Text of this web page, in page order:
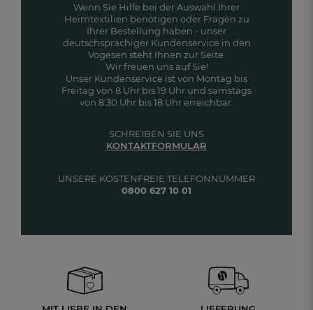
Wenn Sie Hilfe bei der Auswahl Ihrer
Heimtextilien benötigen oder Fragen zu
Ihrer Bestellung haben - unser
deutschsprachiger Kundenservice in den
Vogesen steht Ihnen zur Seite.
Wir freuen uns auf Sie!
Unser Kundenservice ist von Montag bis
Freitag von 8 Uhr bis 19 Uhr und samstags
von 8:30 Uhr bis 18 Uhr erreichbar.
UNSERE KOSTENFREIE TELEFONNUMMER
0800 627 10 01
SCHREIBEN SIE UNS
KONTAKTFORMULAR